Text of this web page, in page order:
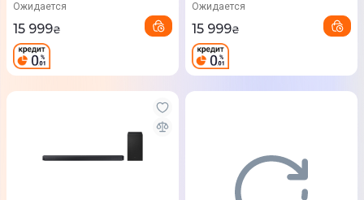
Ожидается
15 999₴
Ожидается
15 999₴